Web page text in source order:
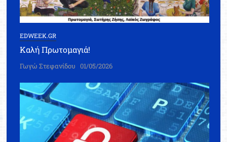
EDWEEK.GR
Καλή Πρωτομαγιά!
Γωγώ Στεφανίδου 01/05/2026